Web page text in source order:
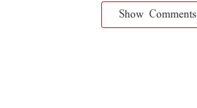
Show Comments